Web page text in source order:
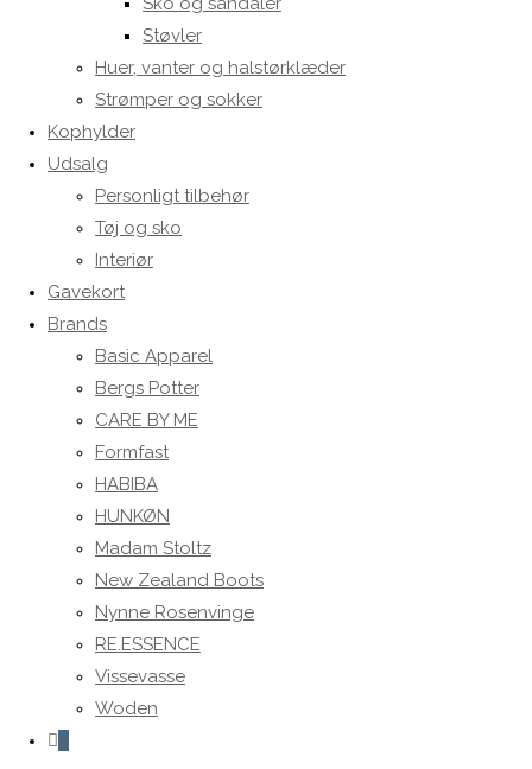
Støvler
Huer, vanter og halstørklæder
Strømper og sokker
Kophylder
Udsalg
Personligt tilbehør
Tøj og sko
Interiør
Gavekort
Brands
Basic Apparel
Bergs Potter
CARE BY ME
Formfast
HABIBA
HUNKØN
Madam Stoltz
New Zealand Boots
Nynne Rosenvinge
RE.ESSENCE
Vissevasse
Woden
0